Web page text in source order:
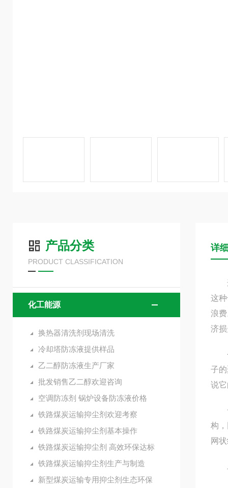
产品分类
PRODUCT CLASSIFICATION
化工能源
换热器清洗剂现场清洗
冷却塔防冻液提供样品
乙二醇防冻液生产厂家
批发销售乙二醇欢迎咨询
空调防冻剂 锅炉设备防冻液价格
铁路煤炭运输抑尘剂欢迎考察
铁路煤炭运输抑尘剂基本操作
铁路煤炭运输抑尘剂 高效环保达标
铁路煤炭运输抑尘剂生产与制造
新型煤炭运输专用抑尘剂生态环保
详
这
这
浪
济
今
子
说
一
构
网